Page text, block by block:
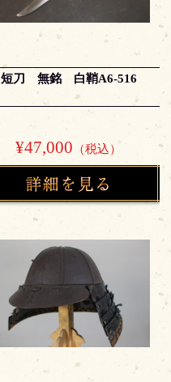
短刀 無銘 白鞘A6-516
¥47,000 （税込）